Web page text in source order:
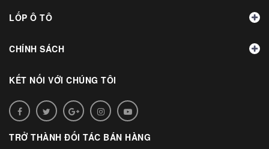
LỐP Ô TÔ
CHÍNH SÁCH
KẾT NỐI VỚI CHÚNG TÔI
TRỞ THÀNH ĐỐI TÁC BÁN HÀNG